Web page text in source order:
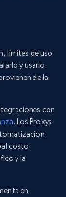
límites de uso
y usarlo
de la
con
. Los Proxys
costo
y la
en